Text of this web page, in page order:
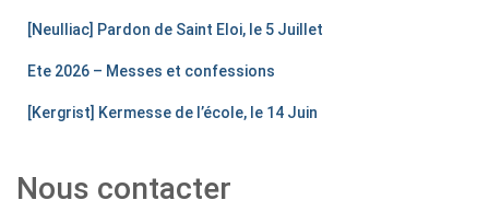
[Neulliac] Pardon de Saint Eloi, le 5 Juillet
Ete 2026 – Messes et confessions
[Kergrist] Kermesse de l’école, le 14 Juin
Nous contacter